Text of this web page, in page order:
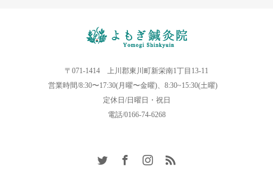
〒071-1414 上川郡東川町新栄南1丁目13-11
営業時間/8:30〜17:30(月曜〜金曜)、8:30~15:30(土曜)
定休日/日曜日・祝日
電話/0166-74-6268